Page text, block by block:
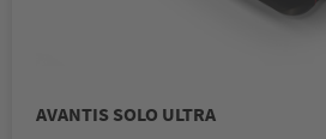
AVANTIS SOLO ULTRA